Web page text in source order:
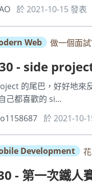
於 2021-10-15 發表
Web 做一個面
- side
的尾巴，好好地來
己都喜歡的 si...
於 2021-10-
Development
- 第一次鐵人